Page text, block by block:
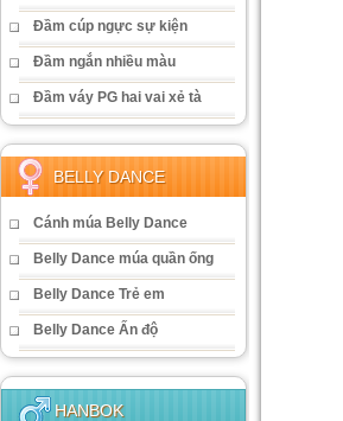
Đầm cúp ngực sự kiện
Đầm ngắn nhiều màu
Đầm váy PG hai vai xẻ tà
BELLY DANCE
Cánh múa Belly Dance
Belly Dance múa quần ống
Belly Dance Trẻ em
Belly Dance Ấn độ
HANBOK